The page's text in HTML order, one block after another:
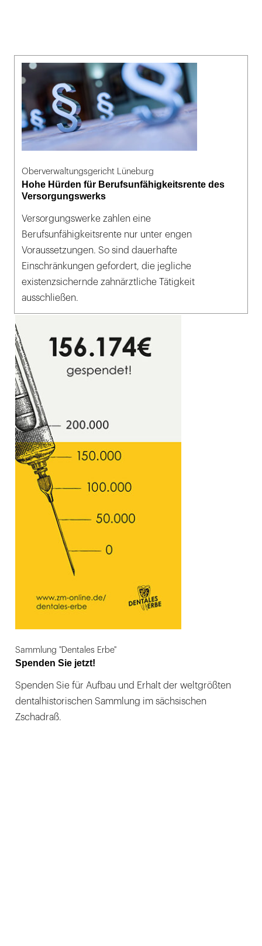
Oberverwaltungsgericht Lüneburg
Hohe Hürden für Berufsunfähigkeitsrente des
Versorgungswerks
Versorgungswerke zahlen eine
Berufsunfähigkeitsrente nur unter engen
Voraussetzungen. So sind dauerhafte
Einschränkungen gefordert, die jegliche
existenzsichernde zahnärztliche Tätigkeit
ausschließen.
Sammlung "Dentales Erbe"
Spenden Sie jetzt!
Spenden Sie für Aufbau und Erhalt der weltgrößten
dentalhistorischen Sammlung im sächsischen
Zschadraß.